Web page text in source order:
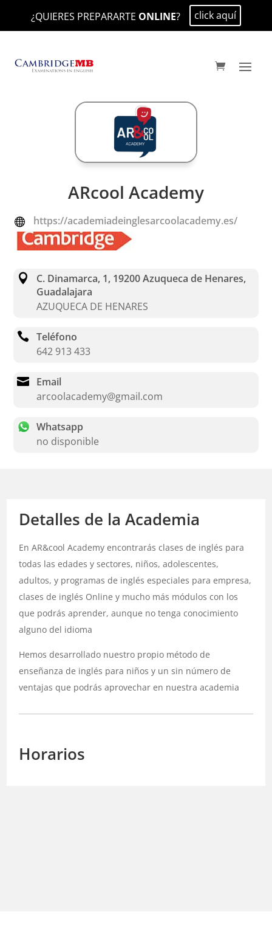
¿QUIERES PREPARARTE ONLINE? click aquí
ARcool Academy
 https://academiadeinglesarcoolacademy.es/

C. Dinamarca, 1, 19200 Azuqueca de Henares,
Guadalajara
AZUQUECA DE HENARES

Teléfono
642 913 433

Email
arcoolacademy@gmail.com
Whatsapp
no disponible
Detalles de la Academia
En AR&cool Academy encontrarás clases de inglés para
todas las edades y sectores, niños, adolescentes,
adultos, y programas de inglés especiales para empresa,
clases de inglés Online y mucho más módulos con los
que podrás aprender, aunque no tenga conocimiento
alguno del idioma
Hemos desarrollado nuestro propio método de
enseñanza de inglés para niños y un sin número de
ventajas que podrás aprovechar en nuestra academia
Horarios